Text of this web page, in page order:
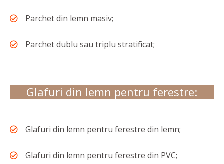
Parchet din lemn masiv;
Parchet dublu sau triplu stratificat;
Glafuri din lemn pentru ferestre:
Glafuri din lemn pentru ferestre din lemn;
Glafuri din lemn pentru ferestre din PVC;